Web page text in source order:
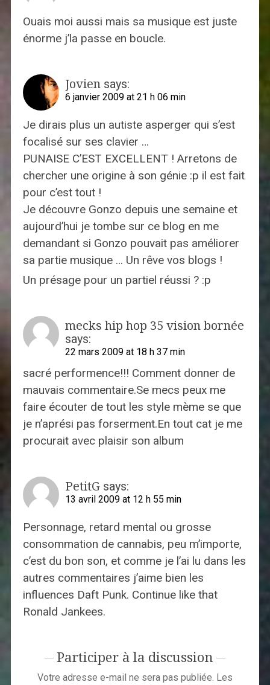
Ouais moi aussi mais sa musique est juste
énorme j’la passe en boucle.
Jovien says:
6 janvier 2009 at 21 h 06 min
Je dirais plus un autiste asperger qui s’est
focalisé sur ses clavier …
PUNAISE C’EST EXCELLENT ! Arretons de
chercher une origine à son génie :p il est fait
pour c’est tout !
Je découvre Gonzo depuis une semaine et
aujourd’hui je tombe sur ce blog en me
demandant si Gonzo pouvait pas améliorer
sa partie musique … Un rêve vos blogs !
Un présage pour un partiel réussi ? :p
mecks hip hop 35 vision bornée
says:
22 mars 2009 at 18 h 37 min
sacré performence!!! Comment donner de
mauvais commentaire.Se mecs peux me
faire écouter de tout les style mème se que
je n’aprési pas forserment.En tout cat je me
procurait avec plaisir son album
PetitG says:
13 avril 2009 at 12 h 55 min
Personnage, retard mental ou grosse
consommation de cannabis, peu m’importe,
c’est du bon son, et comme je l’ai lu dans les
autres commentaires j’aime bien les
influences Daft Punk. Continue like that
Ronald Jankees.
Participer à la discussion
Votre adresse e-mail ne sera pas publiée. Les